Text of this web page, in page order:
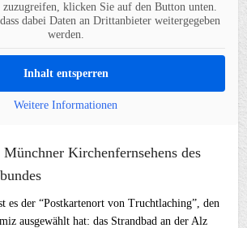
klicken Sie auf den Button unten.
dabei Daten an Drittanbieter weitergegeben
werden.
Inhalt entsperren
Weitere Informationen
Kirchenfernsehens des
es der “Postkartenort von Truchtlaching”, den
ausgewählt hat: das Strandbad an der Alz